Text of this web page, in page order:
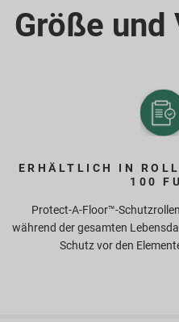
Größe und
ERHÄLTLICH IN
100
Protect-A-Floor™-
während der gesamten
Schutz vor den